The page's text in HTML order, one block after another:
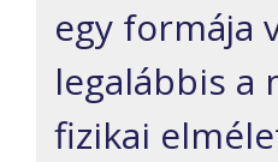
egy formája
legalábbis a
fizikai